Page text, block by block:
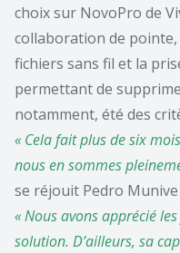
choix sur NovoPro de
collaboration de
fichiers sans fil et la
permettant de
notamment, été des
« Cela fait plus de six
nous en sommes
se réjouit Pedro Munive
« Nous avons apprécié
solution. D’ailleurs, sa